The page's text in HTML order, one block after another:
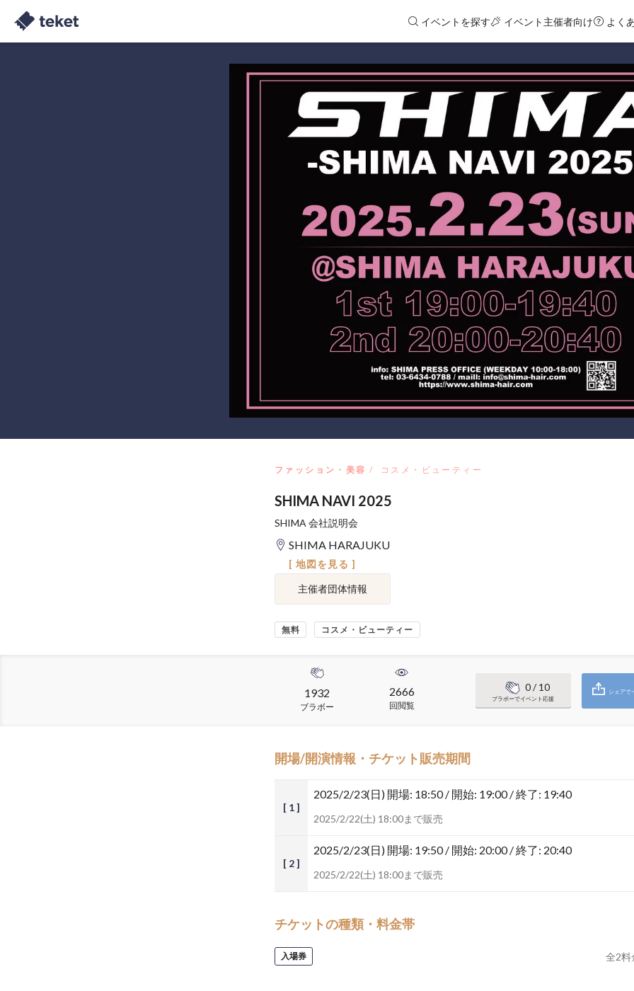
イベントを探す イベント主催者向け よく
ファッション・美容 コスメ・ビューティー
SHIMA NAVI 2025
SHIMA 会社説明会
SHIMA HARAJUKU
[ 地図を見る ]
主催者団体情報
無料 コスメ・ビューティー
1932
ブラボー
2666
回閲覧
0/ 10
ブラボーでイベント応援
シェアで
開場/開演情報・チケット販売期間
[ 1 ]
2025/2/23(日) 開場: 18:50 / 開始: 19:00 / 終了: 19:40
2025/2/22(土) 18:00まで販売
[ 2 ]
2025/2/23(日) 開場: 19:50 / 開始: 20:00 / 終了: 20:40
2025/2/22(土) 18:00まで販売
チケットの種類・料金帯
入場券 全2料